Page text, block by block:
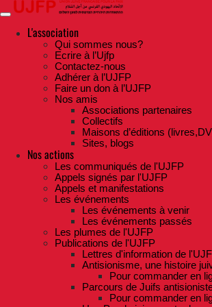
Skip
to
contentL'association
Qui sommes nous?
Ecrire à l’Ujfp
Contactez-nous
Adhérer à l’UJFP
Faire un don à l’UJFP
Nos amis
Associations partenaires
Collectifs
Maisons d’éditions
Sites, blogs
Nos actions
Les communiqués de l'UJFP
Appels signés par l'UJFP
Appels et manifestations
Les événements
Les événements à venir
Les événements passés
Les plumes de l'UJFP
Publications de l'UJFP
Lettres d'information de
Antisionisme, une histoire
Pour commander en
Parcours de Juifs
Pour commander en